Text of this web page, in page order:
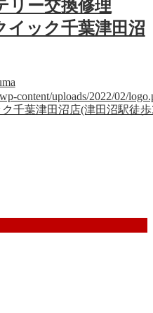
リー交換修理
イック千葉津田沼
content/uploads/2022/02/
ク千葉津田沼店(津田沼駅徒